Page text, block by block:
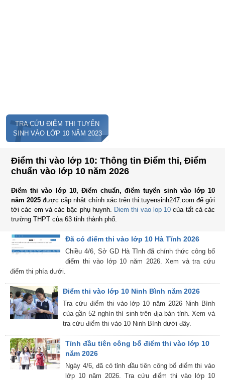
T
TRA CỨU ĐIỂM THI TUYỂN
SINH VÀO LỚP 10 NĂM 2023
Điểm thi vào lớp 10: Thông tin Điểm thi, Điểm
chuẩn vào lớp 10 năm 2026
Điểm thi vào lớp 10, Điểm chuẩn, điểm tuyển sinh vào lớp 10
năm 2025được cập nhật chính xác trên thi.tuyensinh247.com để gửi
tới các em và các bậc phụ huynh. Diem thi vao lop 10 của tất cả các
trường THPT của 63 tỉnh thành phố.
Đã có điểm thi vào lớp 10 Hà Tĩnh 2026
Chiều 4/6, Sở GD Hà Tĩnh đã chính thức công bố
điểm thi vào lớp 10 năm 2026. Xem và tra cứu
điểm thi phía dưới.
Điểm thi vào lớp 10 Ninh Bình năm 2026
Tra cứu điểm thi vào lớp 10 năm 2026 Ninh Bình
của gần 52 nghìn thí sinh trên địa bàn tỉnh. Xem và
tra cứu điểm thi vào 10 Ninh Bình dưới đây.
Tỉnh đầu tiên công bố điểm thi vào lớp 10
năm 2026
Ngày 4/6, đã có tỉnh đầu tiên công bố điểm thi vào
lớp 10 năm 2026. Tra cứu điểm thi vào lớp 10